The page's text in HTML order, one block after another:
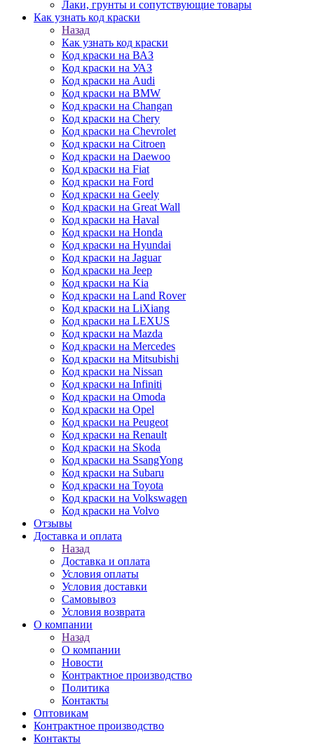
Лаки, грунты и сопутствующие товары
Как узнать код краски
Назад
Как узнать код краски
Код краски на ВАЗ
Код краски на УАЗ
Код краски на Audi
Код краски на BMW
Код краски на Changan
Код краски на Chery
Код краски на Chevrolet
Код краски на Citroen
Код краски на Daewoo
Код краски на Fiat
Код краски на Ford
Код краски на Geely
Код краски на Great Wall
Код краски на Haval
Код краски на Honda
Код краски на Hyundai
Код краски на Jaguar
Код краски на Jeep
Код краски на Kia
Код краски на Land Rover
Код краски на LiXiang
Код краски на LEXUS
Код краски на Mazda
Код краски на Mercedes
Код краски на Mitsubishi
Код краски на Nissan
Код краски на Infiniti
Код краски на Omoda
Код краски на Opel
Код краски на Peugeot
Код краски на Renault
Код краски на Skoda
Код краски на SsangYong
Код краски на Subaru
Код краски на Toyota
Код краски на Volkswagen
Код краски на Volvo
Отзывы
Доставка и оплата
Назад
Доставка и оплата
Условия оплаты
Условия доставки
Самовывоз
Условия возврата
О компании
Назад
О компании
Новости
Контрактное производство
Политика
Контакты
Оптовикам
Контрактное производство
Контакты